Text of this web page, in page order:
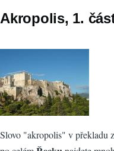
Akropolis, 1.
Slovo "akropolis" v překladu